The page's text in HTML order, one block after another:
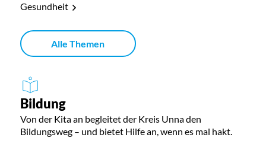
Gesundheit
Alle Themen
Bildung
Von der Kita an begleitet der Kreis Unna den
Bildungsweg – und bietet Hilfe an, wenn es mal hakt.